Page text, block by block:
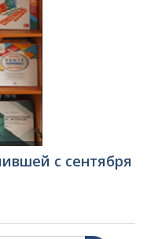
с сентября